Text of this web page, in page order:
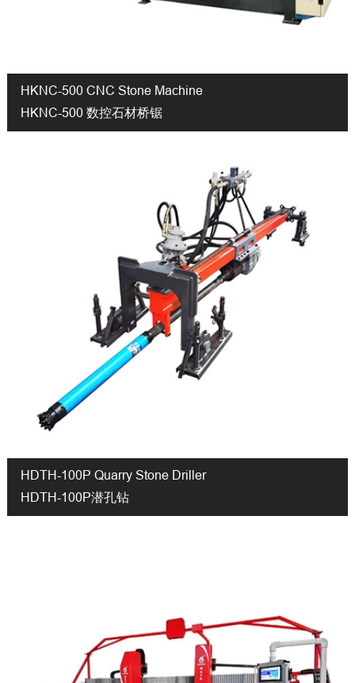
HKNC-500 CNC Stone Machine
HKNC-500 数控石材桥锯
HDTH-100P Quarry Stone Driller
HDTH-100P潜孔钻